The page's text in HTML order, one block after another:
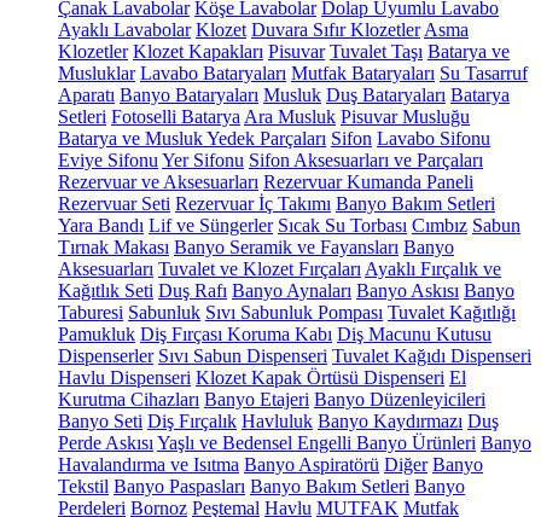
Çanak Lavabolar Köşe Lavabolar Dolap Uyumlu Lavabo
Ayaklı Lavabolar Klozet Duvara Sıfır Klozetler Asma
Klozetler Klozet Kapakları Pisuvar Tuvalet Taşı Batarya ve
Musluklar Lavabo Bataryaları Mutfak Bataryaları Su Tasarruf
Aparatı Banyo Bataryaları Musluk Duş Bataryaları Batarya
Setleri Fotoselli Batarya Ara Musluk Pisuvar Musluğu
Batarya ve Musluk Yedek Parçaları Sifon Lavabo Sifonu
Eviye Sifonu Yer Sifonu Sifon Aksesuarları ve Parçaları
Rezervuar ve Aksesuarları Rezervuar Kumanda Paneli
Rezervuar Seti Rezervuar İç Takımı Banyo Bakım Setleri
Yara Bandı Lif ve Süngerler Sıcak Su Torbası Cımbız Sabun
Tırnak Makası Banyo Seramik ve Fayansları Banyo
Aksesuarları Tuvalet ve Klozet Fırçaları Ayaklı Fırçalık ve
Kağıtlık Seti Duş Rafı Banyo Aynaları Banyo Askısı Banyo
Taburesi Sabunluk Sıvı Sabunluk Pompası Tuvalet Kağıtlığı
Pamukluk Diş Fırçası Koruma Kabı Diş Macunu Kutusu
Dispenserler Sıvı Sabun Dispenseri Tuvalet Kağıdı Dispenseri
Havlu Dispenseri Klozet Kapak Örtüsü Dispenseri El
Kurutma Cihazları Banyo Etajeri Banyo Düzenleyicileri
Banyo Seti Diş Fırçalık Havluluk Banyo Kaydırmazı Duş
Perde Askısı Yaşlı ve Bedensel Engelli Banyo Ürünleri Banyo
Havalandırma ve Isıtma Banyo Aspiratörü Diğer Banyo
Tekstil Banyo Paspasları Banyo Bakım Setleri Banyo
Perdeleri Bornoz Peştemal Havlu MUTFAK Mutfak